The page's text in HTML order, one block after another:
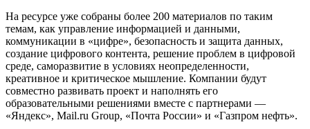
На ресурсе уже собраны более 200 материалов по таким
темам, как управление информацией и данными,
коммуникации в «цифре», безопасность и защита данных,
создание цифрового контента, решение проблем в цифровой
среде, саморазвитие в условиях неопределенности,
креативное и критическое мышление. Компании будут
совместно развивать проект и наполнять его
образовательными решениями вместе с партнерами —
«Яндекс», Mail.ru Group, «Почта России» и «Газпром нефть».